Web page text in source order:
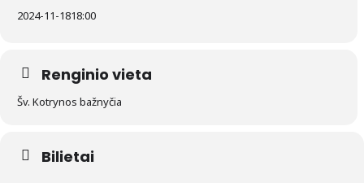
2024-11-1818:00
Renginio vieta
Šv. Kotrynos bažnyčia
Bilietai